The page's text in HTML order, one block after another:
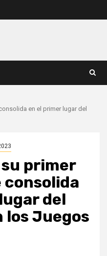
en el primer lugar del
primer
consolida
del
los Juegos